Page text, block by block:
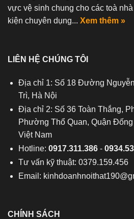
vực vệ sinh chung cho các toà
kiện chuyên dụng... Xem thêm »
LIÊN HỆ CHÚNG TÔI
Địa chỉ 1: Số 18 Đường
Trì, Hà Nội
Địa chỉ 2: Số 36 Toàn Thắng,
Phường Thổ Quan, Quận
Việt Nam
Hotline: 0917.311.386-
Tư vấn kỹ thuật: 0379.159.456
Email:
CHÍNH SÁCH